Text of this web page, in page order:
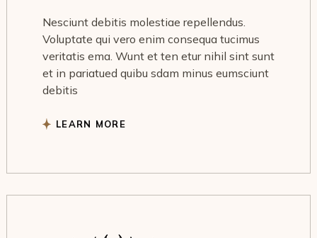
Nesciunt debitis molestiae repellendus.
Voluptate qui vero enim consequa tucimus
veritatis ema. Wunt et ten etur nihil sint sunt
et in pariatued quibu sdam minus eumsciunt
debitis
LEARN MORE